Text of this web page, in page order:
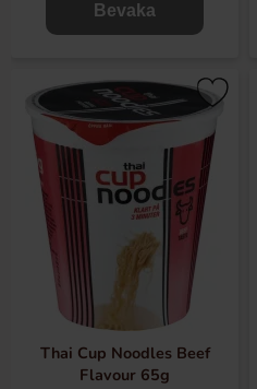
Bevaka
Thai Cup Noodles Beef
Flavour 65g